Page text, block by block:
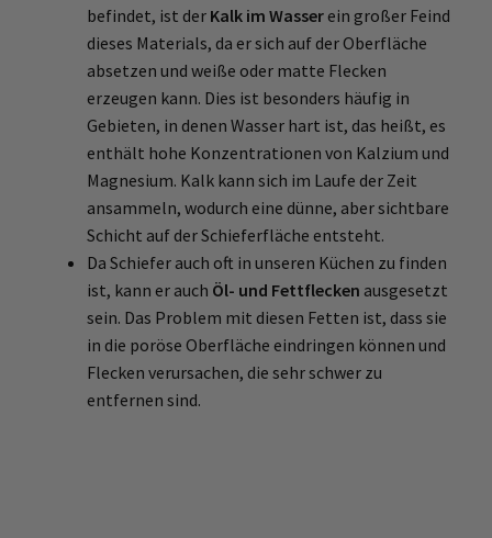
befindet, ist der Kalk im Wasser ein großer Feind
dieses Materials, da er sich auf der Oberfläche
absetzen und weiße oder matte Flecken
erzeugen kann. Dies ist besonders häufig in
Gebieten, in denen Wasser hart ist, das heißt, es
enthält hohe Konzentrationen von Kalzium und
Magnesium. Kalk kann sich im Laufe der Zeit
ansammeln, wodurch eine dünne, aber sichtbare
Schicht auf der Schieferfläche entsteht.
Da Schiefer auch oft in unseren Küchen zu finden
ist, kann er auch Öl- und Fettflecken ausgesetzt
sein. Das Problem mit diesen Fetten ist, dass sie
in die poröse Oberfläche eindringen können und
Flecken verursachen, die sehr schwer zu
entfernen sind.